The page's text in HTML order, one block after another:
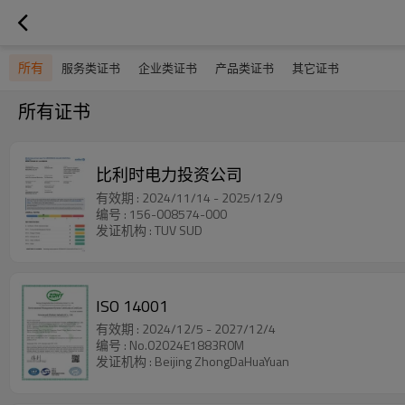
所有 服务类证书 企业类证书 产品类证书 其它证书
所有证书
比利时电力投资公司
有效期 : 2024/11/14 - 2025/12/9
编号 : 156-008574-000
发证机构 : TUV SUD
ISO 14001
有效期 : 2024/12/5 - 2027/12/4
编号 : No.02024E1883R0M
发证机构 : Beijing ZhongDaHuaYuan